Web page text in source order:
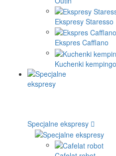
Ekspresy Staresso
Ekspres Cafflano
Kuchenki
Specjalne ekspresy